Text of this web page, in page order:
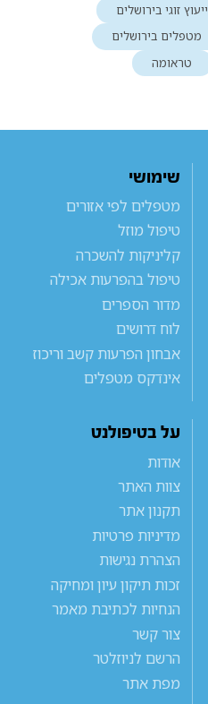
ייעוץ זוגי בירושלים
מטפלים בירושלים
טראומה
שימושי
מטפלים לפי אזורים
טיפול מוזל
קליניקות להשכרה
טיפול בהפרעות אכילה
מדור הספרים
לוח דרושים
אבחון הפרעות קשב וריכוז
אינדקס מטפלים
על בטיפולנט
אודות
צוות האתר
תקנון אתר
מדיניות פרטיות
הצהרת נגישות
זכות תיקון עיון ומחיקה
הנחיות לכתיבת מאמר
צור קשר
הרשם לניוזלטר
מפת אתר